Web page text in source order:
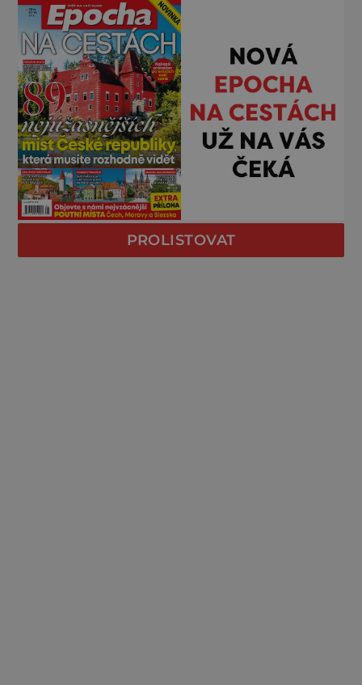
PROLISTOVAT